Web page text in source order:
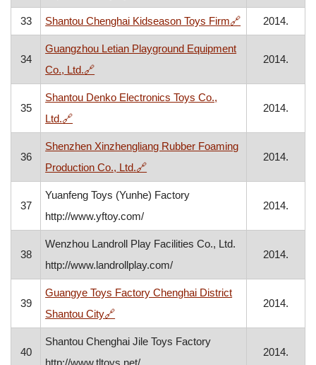
33 Shantou Chenghai Kidseason Toys Firm🔗, otvara se u
2014.
34
Guangzhou Letian Playground Equipment
Co., Ltd.🔗, otvara se u novom prozoru
2014.
35
Shantou Denko Electronics Toys Co.,
Ltd.🔗, otvara se u novom prozoru
2014.
36
Shenzhen Xinzhengliang Rubber Foaming
Production Co., Ltd.🔗, otvara se u novom prozoru
2014.
37
Yuanfeng Toys (Yunhe) Factory
http://www.yftoy.com/
2014.
38
Wenzhou Landroll Play Facilities Co., Ltd.
http://www.landrollplay.com/
2014.
39
Guangye Toys Factory Chenghai District
Shantou City🔗, otvara se u novom prozoru
2014.
40
Shantou Chenghai Jile Toys Factory
http://www.tltoys.net/
2014.